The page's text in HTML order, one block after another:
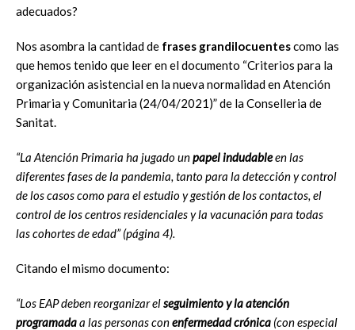
adecuados?
Nos asombra la cantidad de frases grandilocuentescomo las
que hemos tenido que leer en el documento “Criterios para la
organización asistencial en la nueva normalidad en Atención
Primaria y Comunitaria (24/04/2021)” de la Conselleria de
Sanitat.
“La Atención Primaria ha jugado unpapel indudableen las
diferentes fases de la pandemia, tanto para la detección y control
de los casos como para el estudio y gestión de los contactos, el
control de los centros residenciales y la vacunación para todas
las cohortes de edad” (página 4).
Citando el mismo documento:
“Los EAP deben reorganizar elseguimiento y la atención
programadaa las personas conenfermedad crónica (con especial